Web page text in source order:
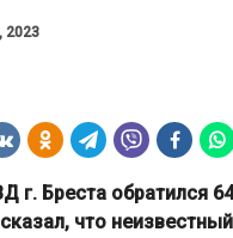
2023
г. Бреста обратился
что